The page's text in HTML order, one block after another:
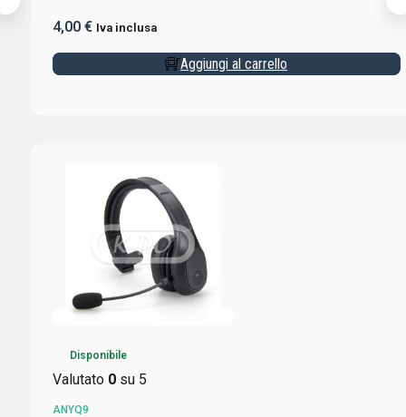
4,00 € Iva inclusa
Aggiungi al carrello
Disponibile
Valutato 0su 5
ANYQ9